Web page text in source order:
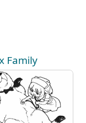
Family